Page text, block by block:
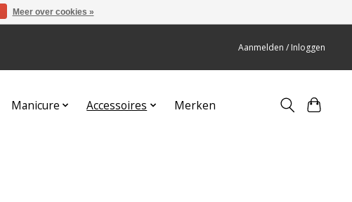
Aanmelden / Inloggen
Manicure Accessoires Merken
Meer over cookies »